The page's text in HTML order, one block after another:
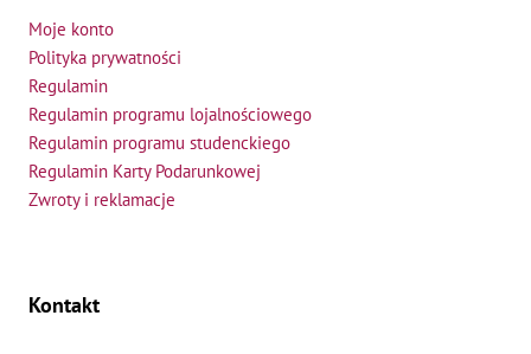
Moje konto
Polityka prywatności
Regulamin
Regulamin programu lojalnościowego
Regulamin programu studenckiego
Regulamin Karty Podarunkowej
Zwroty i reklamacje
Kontakt